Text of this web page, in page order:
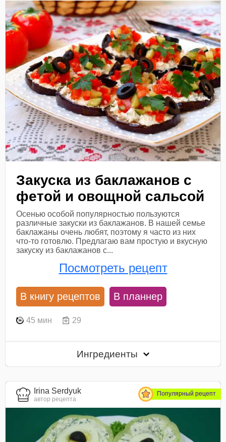
Закуска из баклажанов с
фетой и овощной сальсой
Осенью особой популярностью пользуются
различные закуски из баклажанов. В нашей семье
баклажаны очень любят, поэтому я часто из них
что-то готовлю. Предлагаю вам простую и вкусную
закуску из баклажанов с...
Посмотреть рецепт
В книгу рецептов В планнер
45 мин 29
Ингредиенты
Irina Serdyuk
автор рецепта
Популярный рецепт